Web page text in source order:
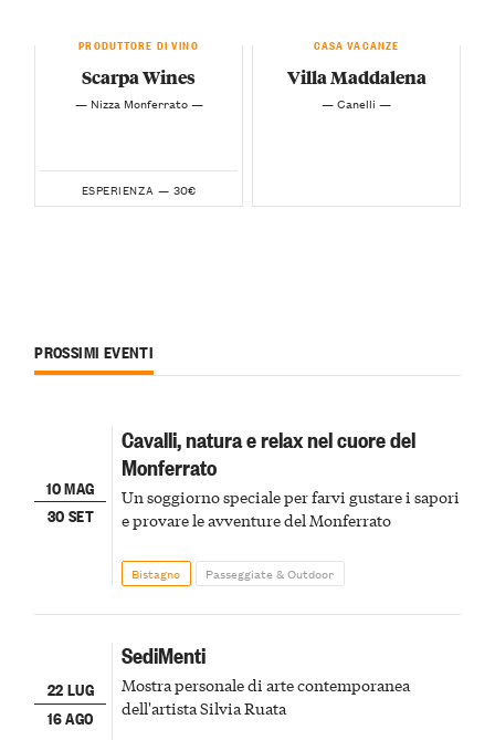
PRODUTTORE DI VINO
Scarpa Wines
— Nizza Monferrato —
ESPERIENZA — 30€
CASA VACANZE
Villa Maddalena
— Canelli —
PROSSIMI EVENTI
10 MAG
30 SET
Cavalli, natura e relax nel cuore del
Monferrato
Un soggiorno speciale per farvi gustare i sapori
e provare le avventure del Monferrato
Bistagno Passeggiate & Outdoor
22 LUG
16 AGO
SediMenti
Mostra personale di arte contemporanea
dell'artista Silvia Ruata